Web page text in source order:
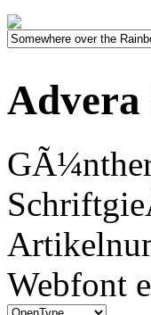
Advera
Webfont